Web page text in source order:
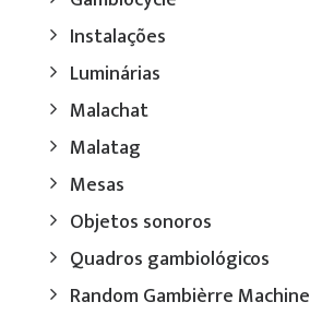
Instalações
Luminárias
Malachat
Malatag
Mesas
Objetos sonoros
Quadros gambiológicos
Random Gambièrre Machine